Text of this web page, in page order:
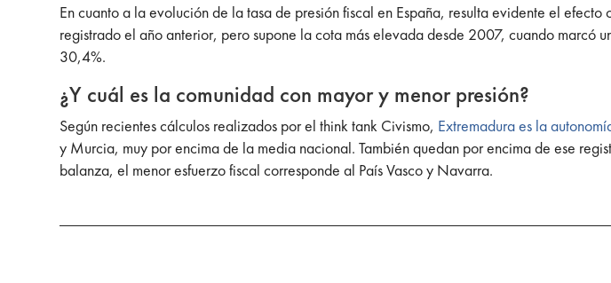
En cuanto a la evolución de la tasa de presión fiscal en España, resulta evidente el
registrado el año anterior, pero supone la cota más elevada desde 2007, cuando
30,4%.
¿Y cuál es la comunidad con mayor y menor presión?
Según recientes cálculos realizados por el think tank Civismo, Extremadura es la
y Murcia, muy por encima de la media nacional. También quedan por encima de ese
balanza, el menor esfuerzo fiscal corresponde al País Vasco y Navarra.